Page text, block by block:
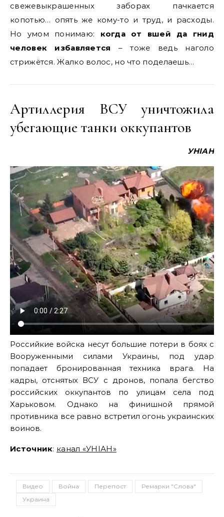
свежевыкрашенных заборах пачкается
копотью… опять же кому-то и труд, и расходы.
Но умом понимаю: когда от вшей да гнид
человек избавляется – тоже ведь наголо
стрижётся. Жалко волос, но что поделаешь…
Артиллерия ВСУ уничтожила
убегающие танки оккупантов
УНІАН
Российкие войска несут большие потери в боях с
Вооруженными силами Украины, под удар
попадает бронированная техника врага. На
кадры, отснятых ВСУ с дронов, попала бегство
российских оккупантов по улицам села под
Харьковом. Однако на финишной прямой
противника все равно встретил огонь украинских
воинов.
Источник: канал «УНІАН»
Видео Война Перепост
Ремарки "Слова"
Украина